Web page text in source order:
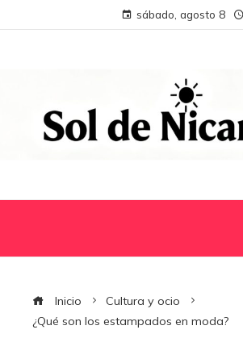
sábado, agosto 8
Inicio
Cultura y ocio
¿Qué son los estampados en moda?